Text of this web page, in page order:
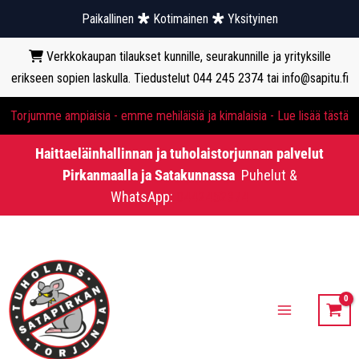
Paikallinen Kotimainen Yksityinen
Verkkokaupan tilaukset kunnille, seurakunnille ja yrityksille
erikseen sopien laskulla. Tiedustelut 044 245 2374 tai info@sapitu.fi
Torjumme ampiaisia - emme mehiläisiä ja kimalaisia - Lue lisää tästä
Haittaeläinhallinnan ja tuholaistorjunnan palvelut
Pirkanmaalla ja Satakunnassa Puhelut &
WhatsApp:
sisältöön